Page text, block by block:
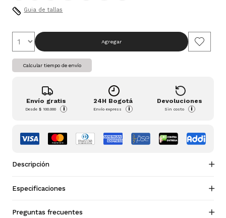
Guia de tallas
Agregar
Calcular tiempo de envío
Envío gratis
Desde$ 100.000 i
24H Bogotá
Envío express i
Devoluciones
Sin costo i
Descripción
Especificaciones
Preguntas frecuentes